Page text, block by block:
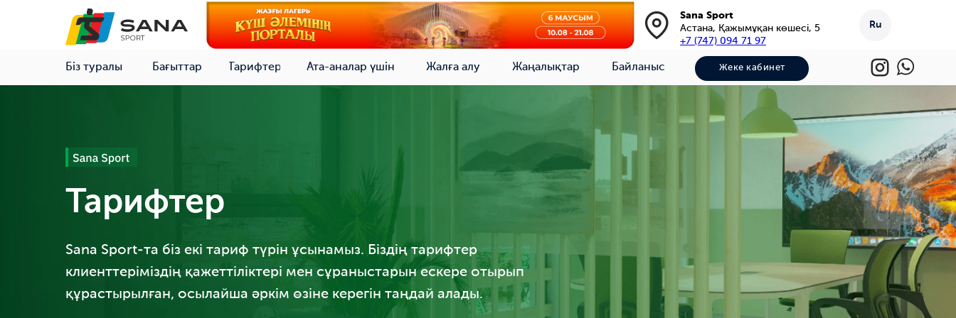
Sana Sport
Астана, Қажымұқан көшесі, 5
+7 (747) 094 71 97
Ru
Тарифтер Ата-аналар үшін Жалға алу Жаңалықтар Байланыс
Біз туралы Жеке кабинет
Бағыттар
Тарифтер
Sana Sport-та біз екі тариф түрін ұсынамыз. Біздің тарифтер
клиенттеріміздің қажеттіліктері мен сұраныстарын ескере отырып
құрастырылған, осылайша әркім өзіне керегін таңдай алады.